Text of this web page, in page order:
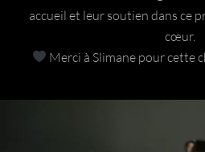
accueil et leur soutien dans ce
cœur.
Merci à Slimane pour cette